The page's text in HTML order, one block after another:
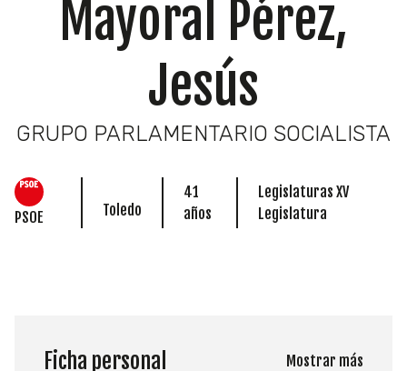
Mayoral Pérez,
Jesús
GRUPO PARLAMENTARIO SOCIALISTA
PSOE Toledo
41
años
Legislaturas XV
Legislatura
Ficha personal Mostrar más